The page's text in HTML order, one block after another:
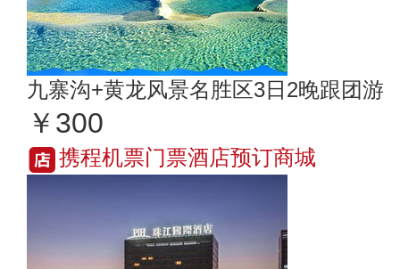
九寨沟+黄龙风景名胜区3日2晚跟团游
￥300
携程机票门票酒店预订商城